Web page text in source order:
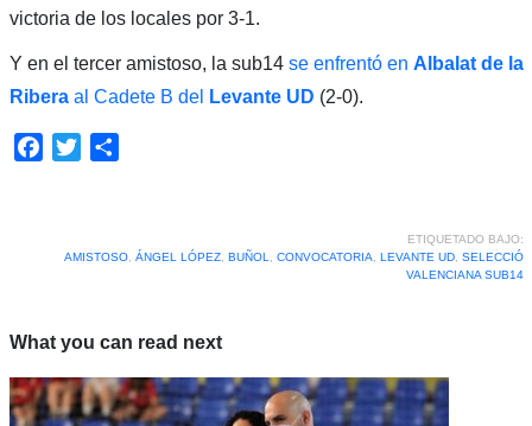
victoria de los locales por 3-1.
Y en el tercer amistoso, la sub14 se enfrentó en Albalat de la
Riberaal Cadete B del Levante UD (2-0).
Facebook
Twitter
ETIQUETADO BAJO:
AMISTOSO, ÁNGEL LÓPEZ, BUÑOL CONVOCATORIA LEVANTE UD, SELECCIÓ
VALENCIANA SUB14
What you can read next